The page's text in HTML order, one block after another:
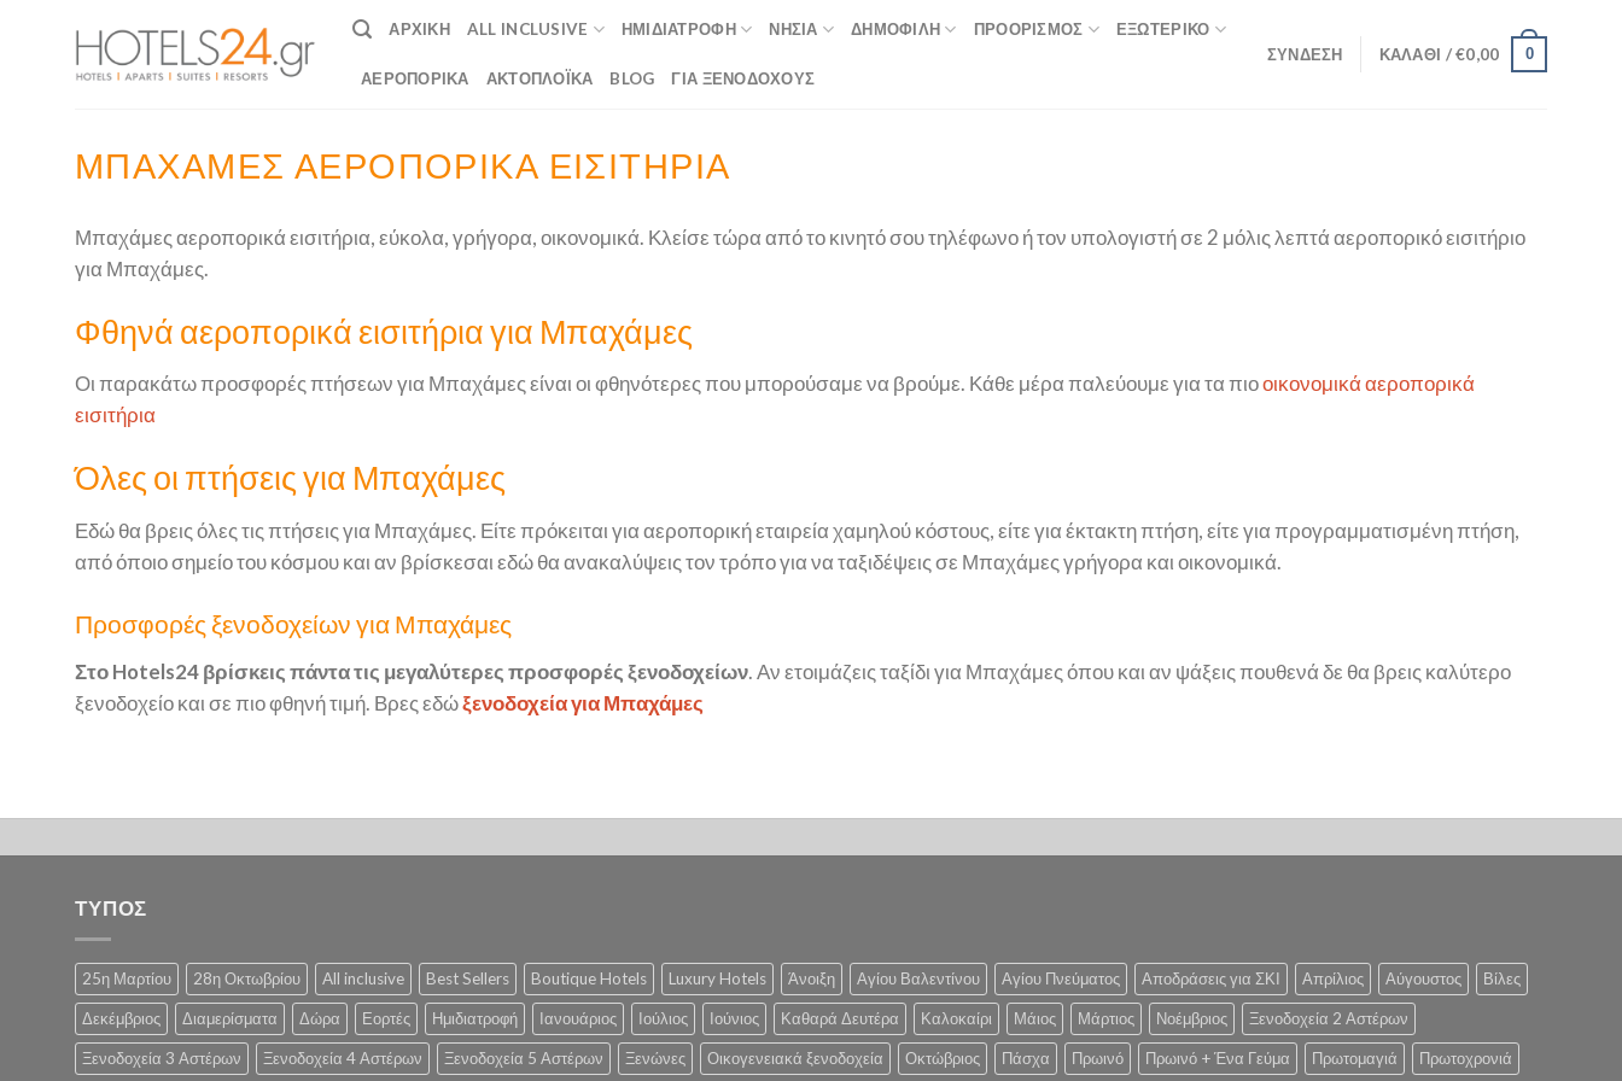
ΑΡΧΙΚΉ ALL INCLUSIVE ΗΜΙΔΙΑΤΡΟΦΉ ΝΗΣΙΆ ΔΗΜΟΦΙΛΉ ΠΡΟΟΡΙΣΜΟΣ ΕΞΩΤΕΡΙΚΌ
ΑΕΡΟΠΟΡΙΚΆ ΑΚΤΟΠΛΟΪΚΆ BLOG ΓΙΑ ΞΕΝΟΔΟΧΟΥΣ
ΣΎΝΔΕΣΗ ΚΑΛΆΘΙ /€0,00 0
ΜΠΑΧΆΜΕΣ ΑΕΡΟΠΟΡΙΚΆ ΕΙΣΙΤΉΡΙΑ
Μπαχάμες αεροπορικά εισιτήρια, εύκολα, γρήγορα, οικονομικά. Κλείσε τώρα από το κινητό σου τηλέφωνο ή τον υπολογιστή σε 2 μόλις λεπτά αεροπορικό εισιτήριο
για Μπαχάμες.
Φθηνά αεροπορικά εισιτήρια για Μπαχάμες
Οι παρακάτω προσφορές πτήσεων για Μπαχάμες είναι οι φθηνότερες που μπορούσαμε να βρούμε. Κάθε μέρα παλεύουμε για τα πιοοικονομικά αεροπορικά
εισιτήρια
Όλες οι πτήσεις για Μπαχάμες
Εδώ θα βρεις όλες τις πτήσεις για Μπαχάμες. Είτε πρόκειται για αεροπορική εταιρεία χαμηλού κόστους, είτε για έκτακτη πτήση, είτε για προγραμματισμένη πτήση,
από όποιο σημείο του κόσμου και αν βρίσκεσαι εδώ θα ανακαλύψεις τον τρόπο για να ταξιδέψεις σε Μπαχάμες γρήγορα και οικονομικά.
Προσφορές ξενοδοχείων για Μπαχάμες
Στο Hotels24 βρίσκεις πάντα τις μεγαλύτερες προσφορές ξενοδοχείων. Αν ετοιμάζεις ταξίδι για Μπαχάμες όπου και αν ψάξεις πουθενά δε θα βρεις καλύτερο
ξενοδοχείο και σε πιο φθηνή τιμή. Βρες εδώξενοδοχεία για Μπαχάμες
ΤΥΠΟΣ
25η Μαρτίου 28η Οκτωβρίου All inclusive Best Sellers Boutique Hotels Luxury Hotels Άνοιξη Αγίου Βαλεντίνου Αγίου Πνεύματος Αποδράσεις για ΣΚΙ Απρίλιος Αύγουστος Βίλες
Δεκέμβριος Διαμερίσματα Δώρα Εορτές Ημιδιατροφή Ιανουάριος Ιούλιος Ιούνιος Καθαρά Δευτέρα Καλοκαίρι Μάιος Μάρτιος Νοέμβριος Ξενοδοχεία 2 Αστέρων
Ξενοδοχεία 3 Αστέρων Ξενοδοχεία 4 Αστέρων Ξενοδοχεία 5 Αστέρων Ξενώνες Οικογενειακά ξενοδοχεία Οκτώβριος Πάσχα Πρωινό Πρωινό + Ένα Γεύμα Πρωτομαγιά Πρωτοχρονιά